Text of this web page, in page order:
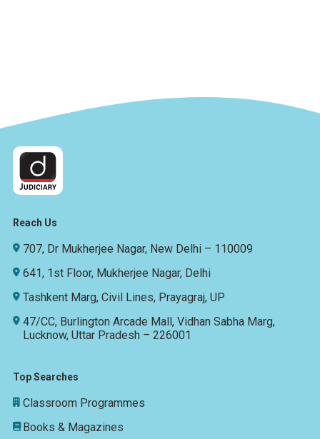
Reach Us
707, Dr Mukherjee Nagar, New Delhi – 110009
641, 1st Floor, Mukherjee Nagar, Delhi
Tashkent Marg, Civil Lines, Prayagraj, UP
47/CC, Burlington Arcade Mall, Vidhan Sabha Marg,
Lucknow, Uttar Pradesh – 226001
Top Searches
Classroom Programmes
Books & Magazines